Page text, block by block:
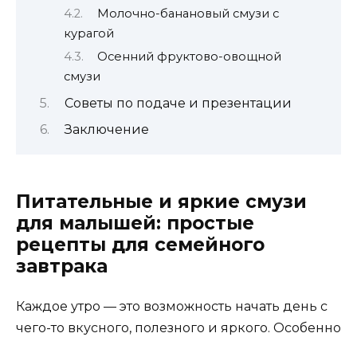
Молочно-банановый смузи с
курагой
Осенний фруктово-овощной
смузи
Советы по подаче и презентации
Заключение
Питательные и яркие смузи
для малышей: простые
рецепты для семейного
завтрака
Каждое утро — это возможность начать день с
чего-то вкусного, полезного и яркого. Особенно